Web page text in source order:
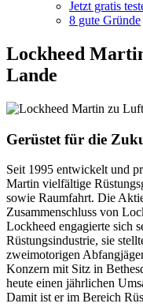
Jetzt gratis
8 gute Gründe
Lockheed
Lande
Gerüstet für die
Seit 1995 entwickelt und
Martin vielfältige
sowie Raumfahrt. Die
Zusammenschluss von
Lockheed engagierte sich
Rüstungsindustrie, sie
zweimotorigen
Konzern mit Sitz in
heute einen jährlichen
Damit ist er im Bereich